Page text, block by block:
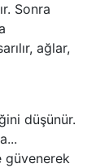
Sonra
ağlar,
düşünür.
güvenerek